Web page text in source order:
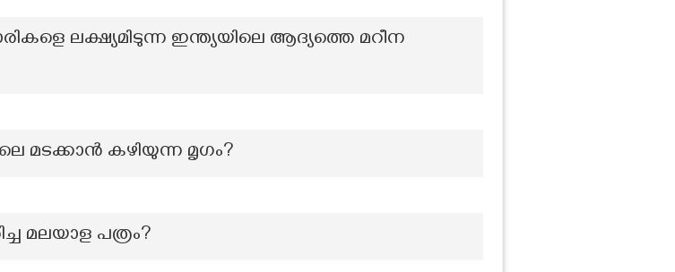
ലക്ഷ്യമിടുന്ന ഇന്ത്യയിലെ ആദ്യത്തെ മറീന
മടക്കാൻ കഴിയുന്ന മൃഗം?
മലയാള പത്രം?